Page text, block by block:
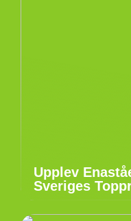
Upplev
Sveriges